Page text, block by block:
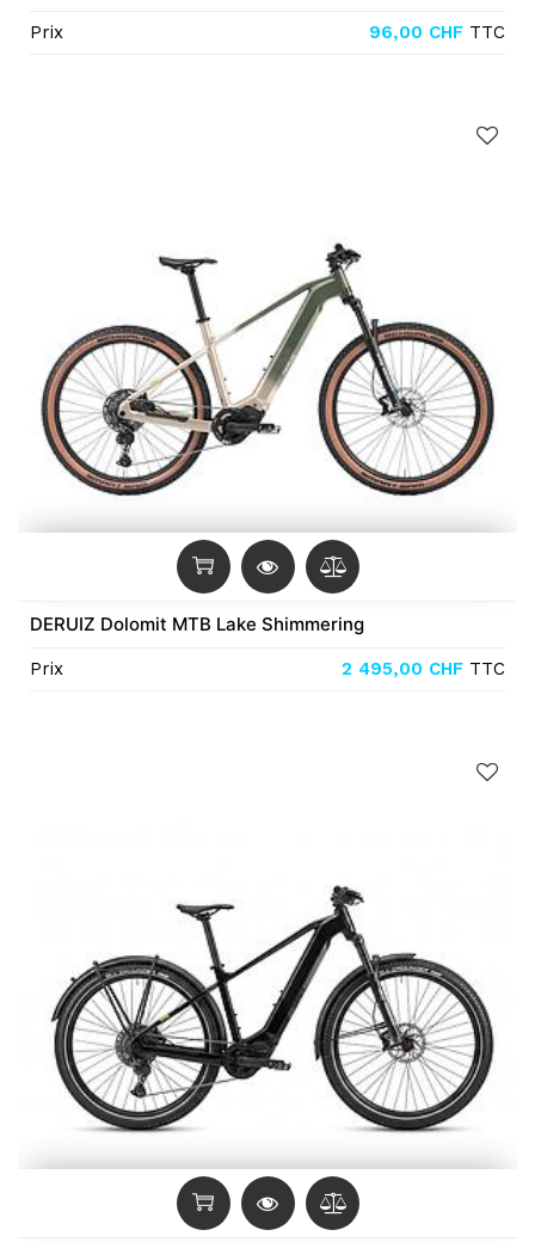
Prix 96,00 CHF TTC
DERUIZ Dolomit MTB Lake Shimmering
Prix 2 495,00 CHF TTC